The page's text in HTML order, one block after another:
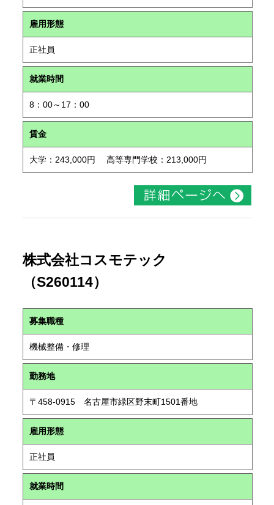
雇用形態
正社員
就業時間
8：00～17：00
賃金
大学：243,000円 高等専門学校：213,000円
株式会社コスモテック
（S260114）
募集職種
機械整備・修理
勤務地
〒458-0915 名古屋市緑区野末町1501番地
雇用形態
正社員
就業時間